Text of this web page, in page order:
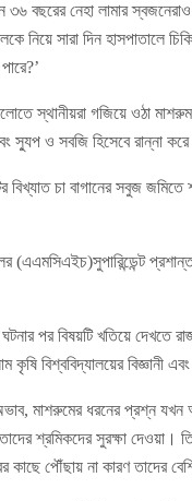
বছরের নেহা লামার
সারা দিন হাসপাতালে
স্থানীয়রা গজিয়ে ওঠা
স্যুপ ও সবজি হিসেবে রান্না
বিখ্যাত চা বাগানের সবুজ
পর বিষয়টি খতিয়ে দেখতে
বিশ্ববিদ্যালয়ের বিজ্ঞানী
মাশরুমের ধরনের প্রশ্ন
শ্রমিকদের সুরক্ষা
কাছে পৌঁছায় না কারণ তাদের